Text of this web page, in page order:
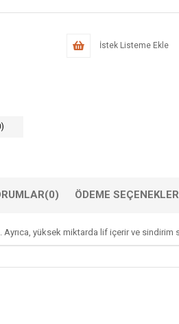
İstek Listeme Ekle
(0) ÖDEME
yüksek miktarda lif içerir ve sindirim